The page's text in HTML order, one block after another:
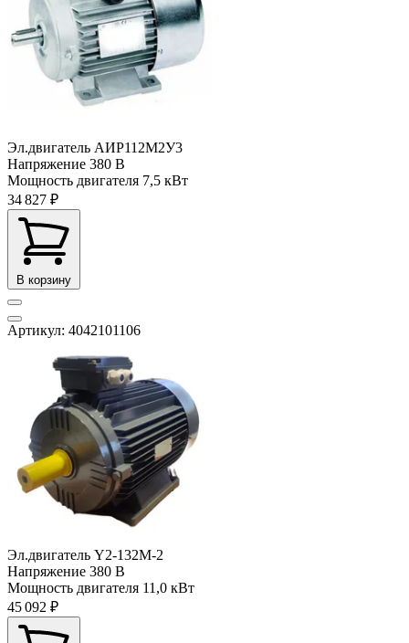
Эл.двигатель АИР112M2У3
Напряжение 380 В
Мощность двигателя 7,5 кВт
34 827 ₽
В корзину
Артикул: 4042101106
Эл.двигатель Y2-132M-2
Напряжение 380 В
Мощность двигателя 11,0 кВт
45 092 ₽